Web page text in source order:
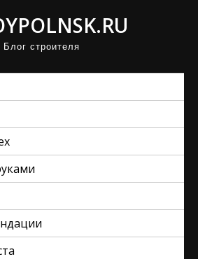
Блог строителя